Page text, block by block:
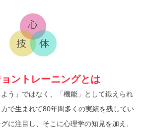
ントレーニングとは
う」ではなく、「機能」として鍛えられ
で生まれて80年間多くの実績を残してい
に注目し、そこに心理学の知見を加え、